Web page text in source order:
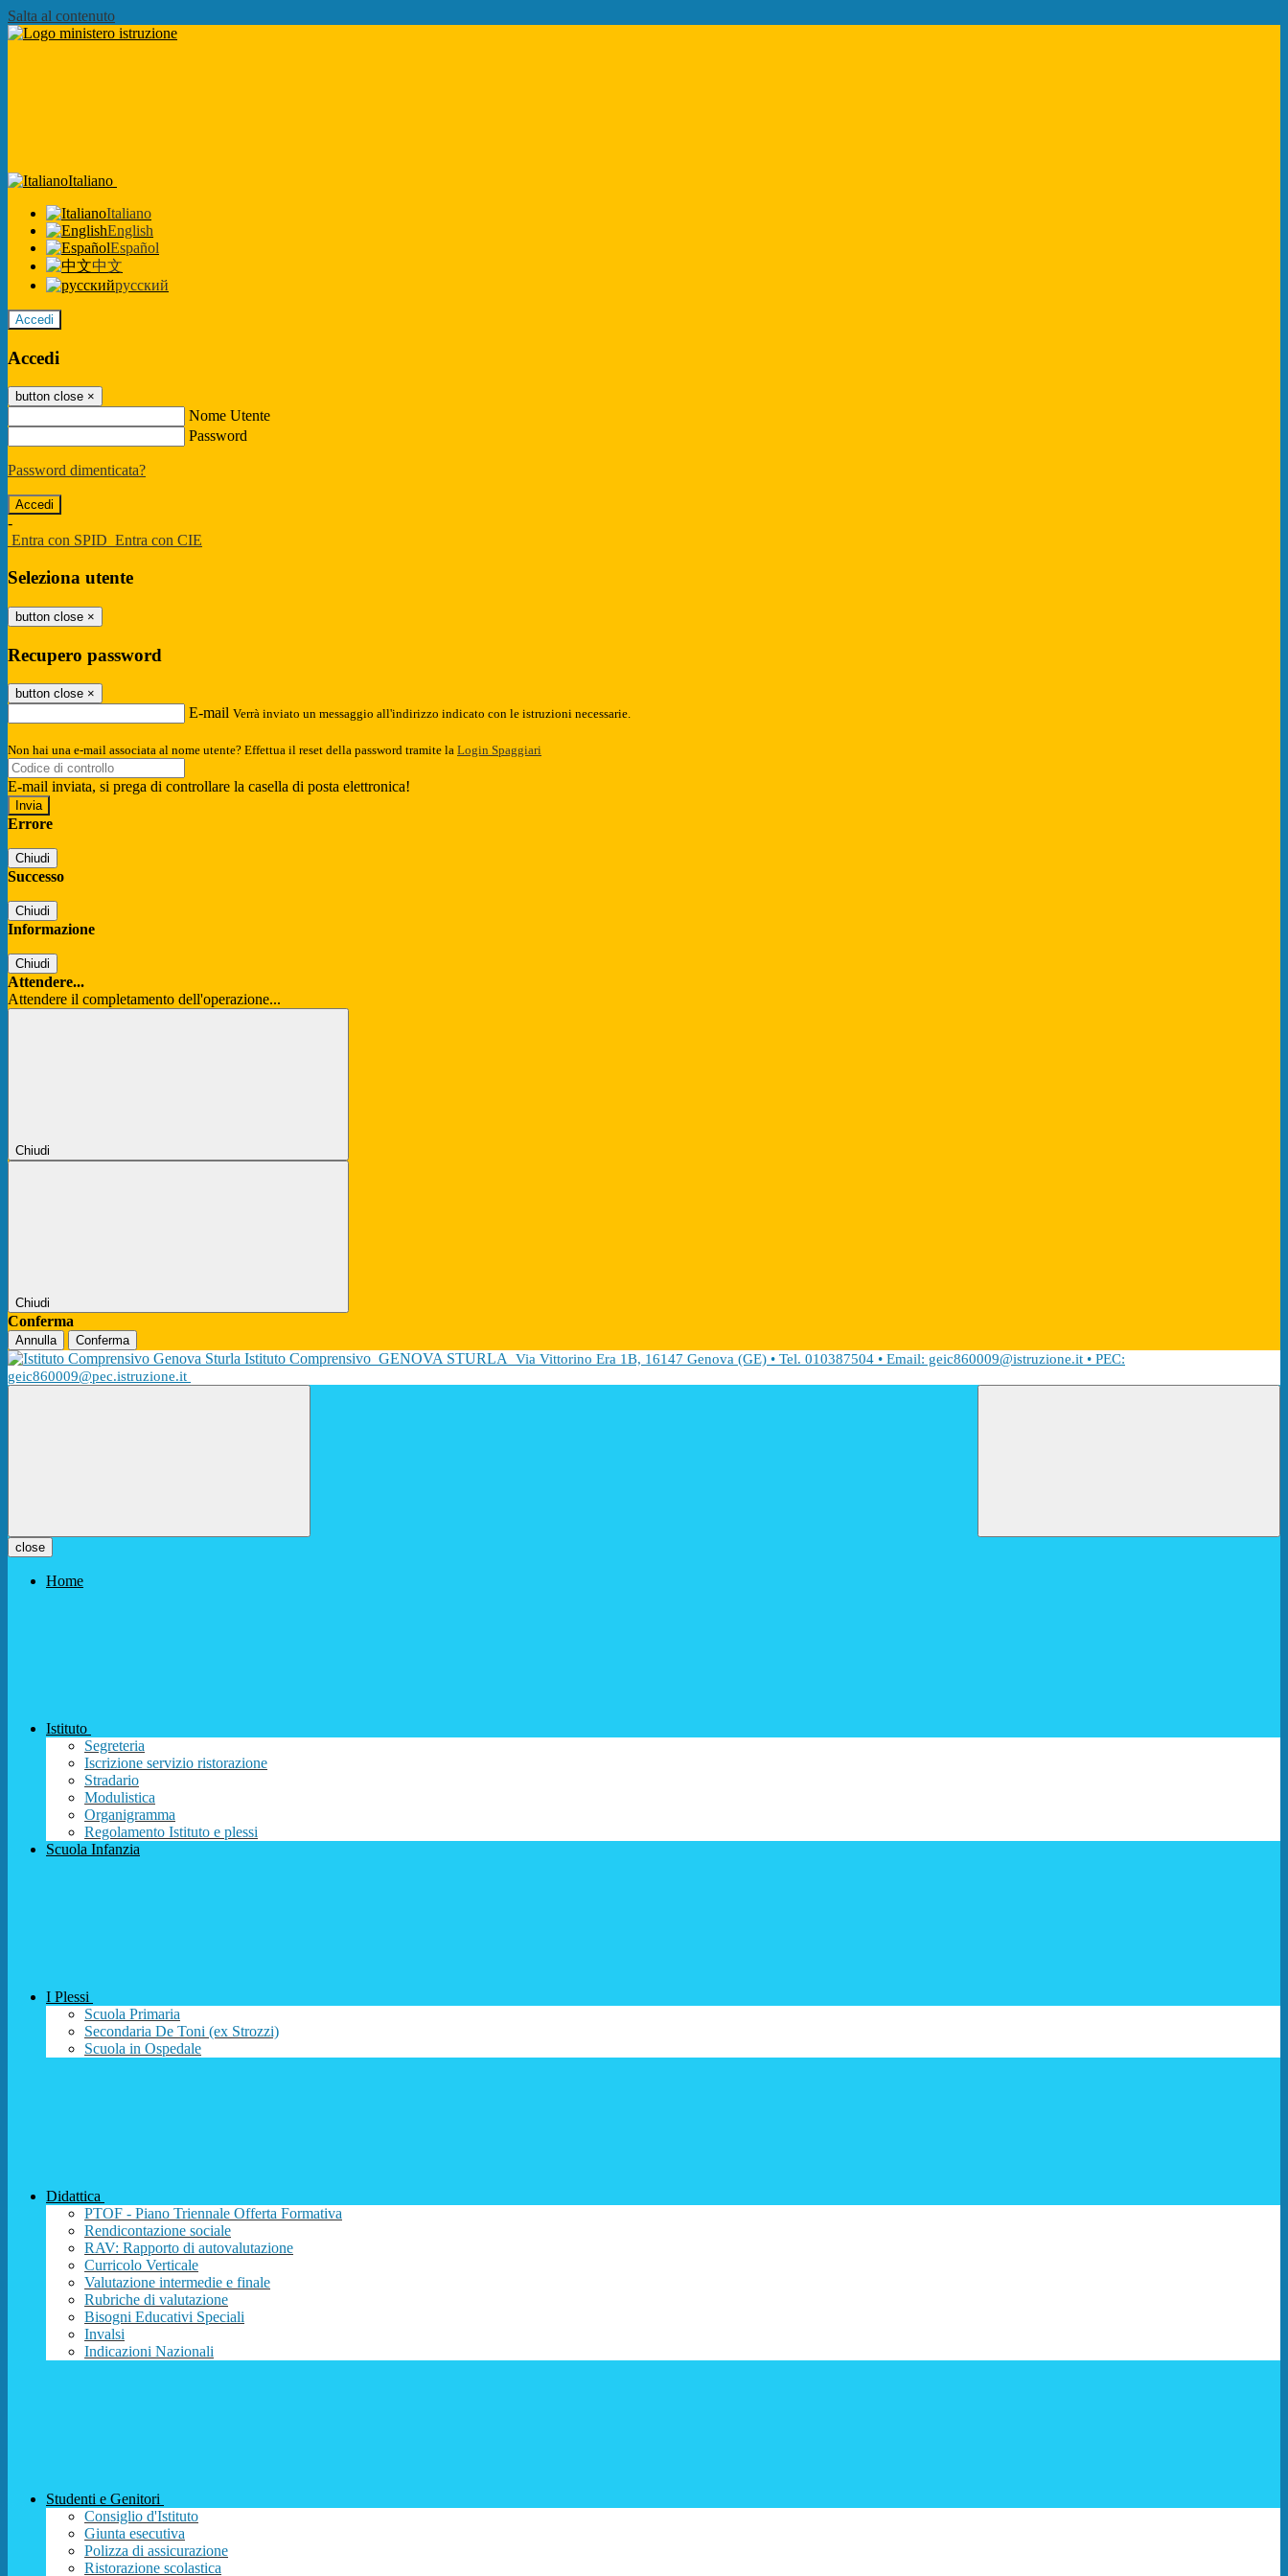
Salta al contenuto
Italiano
Italiano
English
Español
中文
русский
Accedi
Accedi
button close ×
Nome Utente
Password
Password dimenticata?
-
Entra con SPID Entra con CIE
Seleziona utente
button close ×
Recupero password
button close ×
E-mail Verrà inviato un messaggio all'indirizzo indicato con le istruzioni necessarie.
Non hai una e-mail associata al nome utente? Effettua il reset della password tramite la Login Spaggiari
E-mail inviata, si prega di controllare la casella di posta elettronica!
Errore
Chiudi
Successo
Chiudi
Informazione
Chiudi
Attendere...
Attendere il completamento dell'operazione...
Chiudi
Chiudi
Conferma
Annulla Conferma
Istituto Comprensivo GENOVA STURLA
Via Vittorino Era 1B, 16147 Genova (GE) • Tel. 010387504 • Email: geic860009@istruzione.it • PEC:
geic860009@pec.istruzione.it
close
Home
Istituto
Segreteria
Iscrizione servizio ristorazione
Stradario
Modulistica
Organigramma
Regolamento Istituto e plessi
Scuola Infanzia
I Plessi
Scuola Primaria
Secondaria De Toni (ex Strozzi)
Scuola in Ospedale
Didattica
PTOF - Piano Triennale Offerta Formativa
Rendicontazione sociale
RAV: Rapporto di autovalutazione
Curricolo Verticale
Valutazione intermedie e finale
Rubriche di valutazione
Bisogni Educativi Speciali
Invalsi
Indicazioni Nazionali
Studenti e Genitori
Consiglio d'Istituto
Giunta esecutiva
Polizza di assicurazione
Ristorazione scolastica